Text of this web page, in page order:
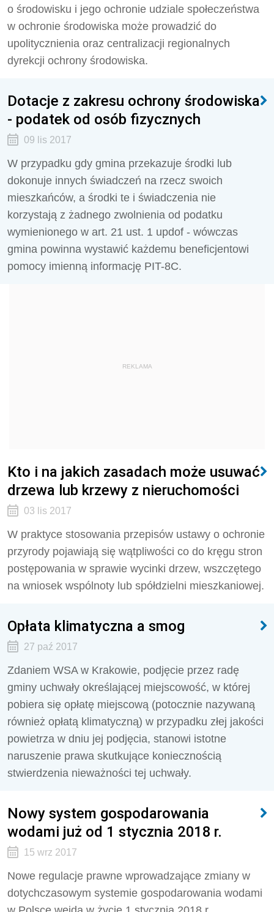
o środowisku i jego ochronie udziale społeczeństwa
w ochronie środowiska może prowadzić do
upolitycznienia oraz centralizacji regionalnych
dyrekcji ochrony środowiska.
Dotacje z zakresu ochrony środowiska
- podatek od osób fizycznych
09 lis 2017
W przypadku gdy gmina przekazuje środki lub
dokonuje innych świadczeń na rzecz swoich
mieszkańców, a środki te i świadczenia nie
korzystają z żadnego zwolnienia od podatku
wymienionego w art. 21 ust. 1 updof - wówczas
gmina powinna wystawić każdemu beneficjentowi
pomocy imienną informację PIT-8C.
REKLAMA
Kto i na jakich zasadach może usuwać
drzewa lub krzewy z nieruchomości
03 lis 2017
W praktyce stosowania przepisów ustawy o ochronie
przyrody pojawiają się wątpliwości co do kręgu stron
postępowania w sprawie wycinki drzew, wszczętego
na wniosek wspólnoty lub spółdzielni mieszkaniowej.
Opłata klimatyczna a smog
27 paź 2017
Zdaniem WSA w Krakowie, podjęcie przez radę
gminy uchwały określającej miejscowość, w której
pobiera się opłatę miejscową (potocznie nazywaną
również opłatą klimatyczną) w przypadku złej jakości
powietrza w dniu jej podjęcia, stanowi istotne
naruszenie prawa skutkujące koniecznością
stwierdzenia nieważności tej uchwały.
Nowy system gospodarowania
wodami już od 1 stycznia 2018 r.
15 wrz 2017
Nowe regulacje prawne wprowadzające zmiany w
dotychczasowym systemie gospodarowania wodami